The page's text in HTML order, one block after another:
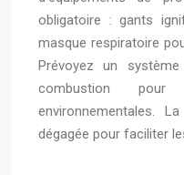
obligatoire : gants
masque respiratoire
Prévoyez un
combustion
environnementales.
dégagée pour faciliter